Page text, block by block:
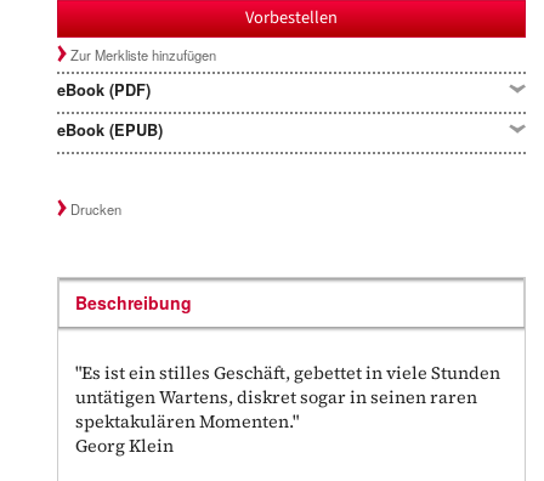
Vorbestellen
Zur Merkliste hinzufügen
eBook (PDF)
eBook (EPUB)
Drucken
Beschreibung
"Es ist ein stilles Geschäft, gebettet in viele Stunden
untätigen Wartens, diskret sogar in seinen raren
spektakulären Momenten."
Georg Klein